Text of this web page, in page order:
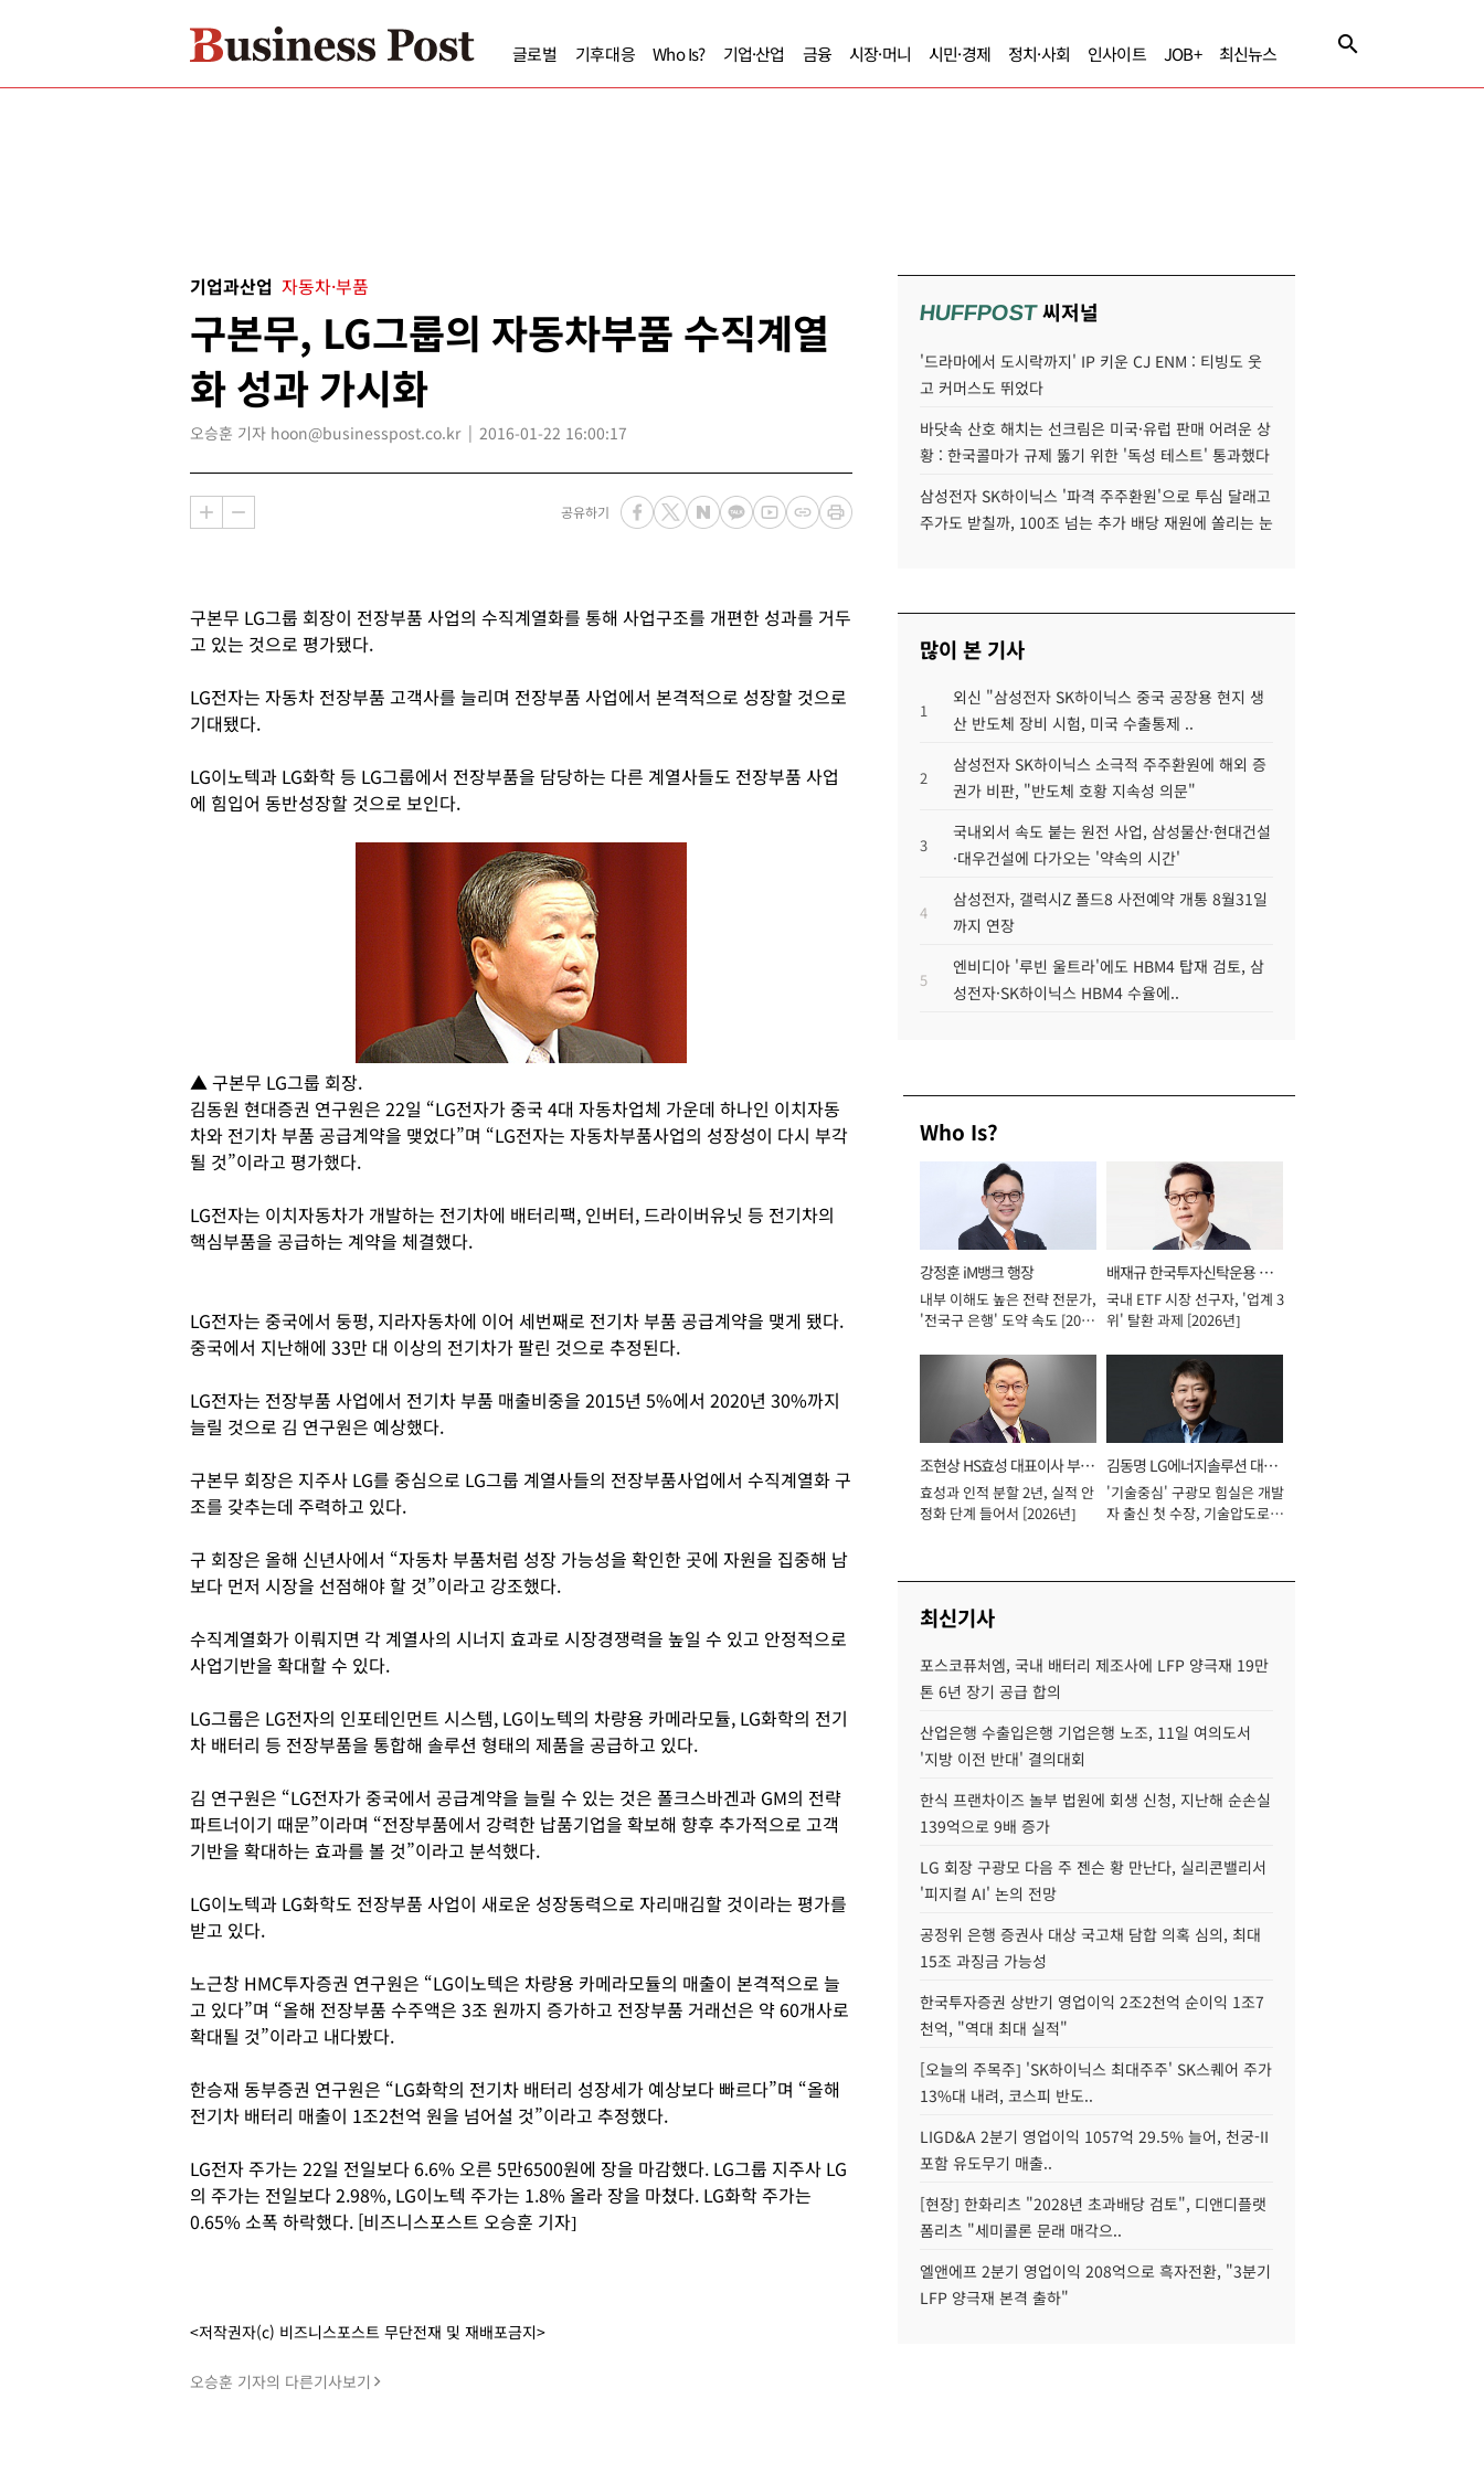
글로벌 기후대응 Who Is? 기업·산업 금융 시장·머니 시민·경제 정치·사회 인사이트 JOB+ 최신뉴스
기업과산업 자동차·부품
구본무, LG그룹의 자동차부품 수직계열
화 성과 가시화
오승훈 기자 hoon@businesspost.co.kr 2016-01-22 16:00:17
공유하기
구본무 LG그룹 회장이 전장부품 사업의 수직계열화를 통해 사업구조를 개편한 성과를 거두
고 있는 것으로 평가됐다.
LG전자는 자동차 전장부품 고객사를 늘리며 전장부품 사업에서 본격적으로 성장할 것으로
기대됐다.
LG이노텍과 LG화학 등 LG그룹에서 전장부품을 담당하는 다른 계열사들도 전장부품 사업
에 힘입어 동반성장할 것으로 보인다.
▲ 구본무 LG그룹 회장.
김동원 현대증권 연구원은 22일 “LG전자가 중국 4대 자동차업체 가운데 하나인 이치자동
차와 전기차 부품 공급계약을 맺었다”며 “LG전자는 자동차부품사업의 성장성이 다시 부각
될 것”이라고 평가했다.
LG전자는 이치자동차가 개발하는 전기차에 배터리팩, 인버터, 드라이버유닛 등 전기차의
핵심부품을 공급하는 계약을 체결했다.
LG전자는 중국에서 둥펑, 지라자동차에 이어 세번째로 전기차 부품 공급계약을 맺게 됐다.
중국에서 지난해에 33만 대 이상의 전기차가 팔린 것으로 추정된다.
LG전자는 전장부품 사업에서 전기차 부품 매출비중을 2015년 5%에서 2020년 30%까지
늘릴 것으로 김 연구원은 예상했다.
구본무 회장은 지주사 LG를 중심으로 LG그룹 계열사들의 전장부품사업에서 수직계열화 구
조를 갖추는데 주력하고 있다.
구 회장은 올해 신년사에서 “자동차 부품처럼 성장 가능성을 확인한 곳에 자원을 집중해 남
보다 먼저 시장을 선점해야 할 것”이라고 강조했다.
수직계열화가 이뤄지면 각 계열사의 시너지 효과로 시장경쟁력을 높일 수 있고 안정적으로
사업기반을 확대할 수 있다.
LG그룹은 LG전자의 인포테인먼트 시스템, LG이노텍의 차량용 카메라모듈, LG화학의 전기
차 배터리 등 전장부품을 통합해 솔루션 형태의 제품을 공급하고 있다.
김 연구원은 “LG전자가 중국에서 공급계약을 늘릴 수 있는 것은 폴크스바겐과 GM의 전략
파트너이기 때문”이라며 “전장부품에서 강력한 납품기업을 확보해 향후 추가적으로 고객
기반을 확대하는 효과를 볼 것”이라고 분석했다.
LG이노텍과 LG화학도 전장부품 사업이 새로운 성장동력으로 자리매김할 것이라는 평가를
받고 있다.
노근창 HMC투자증권 연구원은 “LG이노텍은 차량용 카메라모듈의 매출이 본격적으로 늘
고 있다”며 “올해 전장부품 수주액은 3조 원까지 증가하고 전장부품 거래선은 약 60개사로
확대될 것”이라고 내다봤다.
한승재 동부증권 연구원은 “LG화학의 전기차 배터리 성장세가 예상보다 빠르다”며 “올해
전기차 배터리 매출이 1조2천억 원을 넘어설 것”이라고 추정했다.
LG전자 주가는 22일 전일보다 6.6% 오른 5만6500원에 장을 마감했다. LG그룹 지주사 LG
의 주가는 전일보다 2.98%, LG이노텍 주가는 1.8% 올라 장을 마쳤다. LG화학 주가는
0.65% 소폭 하락했다. [비즈니스포스트 오승훈 기자]
<저작권자(c) 비즈니스포스트 무단전재 및 재배포금지>
오승훈 기자의 다른기사보기
HUFFPOST씨저널
'드라마에서 도시락까지' IP 키운 CJ ENM : 티빙도 웃
고 커머스도 뛰었다
바닷속 산호 해치는 선크림은 미국·유럽 판매 어려운 상
황 : 한국콜마가 규제 뚫기 위한 '독성 테스트' 통과했다
삼성전자 SK하이닉스 '파격 주주환원'으로 투심 달래고
주가도 받칠까, 100조 넘는 추가 배당 재원에 쏠리는 눈
많이 본 기사
1
외신 "삼성전자 SK하이닉스 중국 공장용 현지 생
산 반도체 장비 시험, 미국 수출통제 ..
2
삼성전자 SK하이닉스 소극적 주주환원에 해외 증
권가 비판, "반도체 호황 지속성 의문"
3
국내외서 속도 붙는 원전 사업, 삼성물산·현대건설
·대우건설에 다가오는 '약속의 시간'
4
삼성전자, 갤럭시Z 폴드8 사전예약 개통 8월31일
까지 연장
5
엔비디아 '루빈 울트라'에도 HBM4 탑재 검토, 삼
성전자·SK하이닉스 HBM4 수율에..
Who Is?
강정훈 iM뱅크 행장
내부 이해도 높은 전략 전문가,
'전국구 은행' 도약 속도 [2026
배재규 한국투자신탁운용 대
표이사 사장
국내 ETF 시장 선구자, '업계 3
위' 탈환 과제 [2026년]
조현상 HS효성 대표이사 부회
장
효성과 인적 분할 2년, 실적 안
정화 단계 들어서 [2026년]
김동명 LG에너지솔루션 대표
이사 사장
'기술중심' 구광모 힘실은 개발
자 출신 첫 수장, 기술압도로
최신기사
포스코퓨처엠, 국내 배터리 제조사에 LFP 양극재 19만
톤 6년 장기 공급 합의
산업은행 수출입은행 기업은행 노조, 11일 여의도서
'지방 이전 반대' 결의대회
한식 프랜차이즈 놀부 법원에 회생 신청, 지난해 순손실
139억으로 9배 증가
LG 회장 구광모 다음 주 젠슨 황 만난다, 실리콘밸리서
'피지컬 AI' 논의 전망
공정위 은행 증권사 대상 국고채 담합 의혹 심의, 최대
15조 과징금 가능성
한국투자증권 상반기 영업이익 2조2천억 순이익 1조7
천억, "역대 최대 실적"
[오늘의 주목주] 'SK하이닉스 최대주주' SK스퀘어 주가
13%대 내려, 코스피 반도..
LIGD&A 2분기 영업이익 1057억 29.5% 늘어, 천궁-II
포함 유도무기 매출..
[현장] 한화리츠 "2028년 초과배당 검토", 디앤디플랫
폼리츠 "세미콜론 문래 매각으..
엘앤에프 2분기 영업이익 208억으로 흑자전환, "3분기
LFP 양극재 본격 출하"